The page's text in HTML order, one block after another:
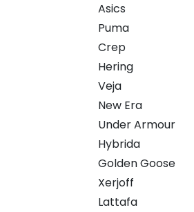
Asics
Puma
Crep
Hering
Veja
New Era
Under Armour
Hybrida
Golden Goose
Xerjoff
Lattafa